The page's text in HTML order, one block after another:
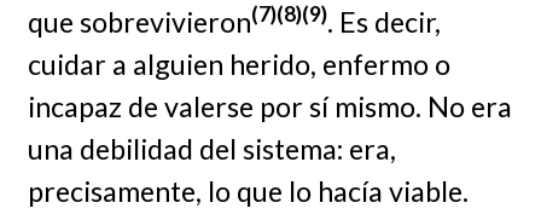
que sobrevivieron(7)(8)(9). Es decir,
cuidar a alguien herido, enfermo o
incapaz de valerse por sí mismo. No era
una debilidad del sistema: era,
precisamente, lo que lo hacía viable.